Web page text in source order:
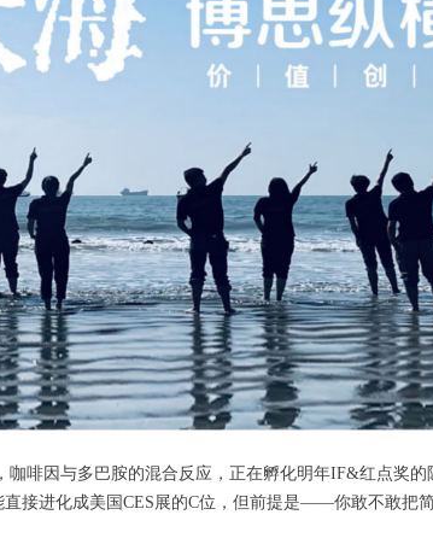
啡因与多巴胺的混合反应，正在孵化明年IF&红点奖
接进化成美国CES展的C位，但前提是——你敢不敢把